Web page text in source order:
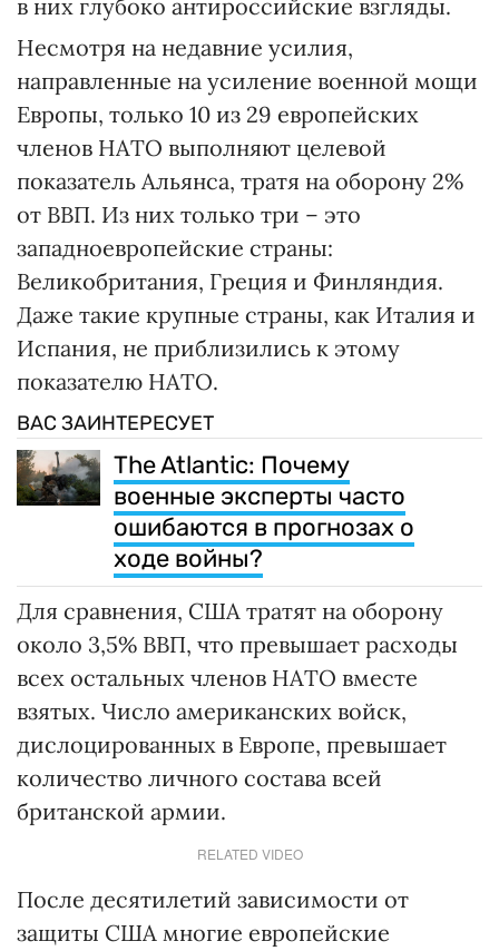
в них глубоко антироссийские взгляды.
Несмотря на недавние усилия,
направленные на усиление военной мощи
Европы, только 10 из 29 европейских
членов НАТО выполняют целевой
показатель Альянса, тратя на оборону 2%
от ВВП. Из них только три – это
западноевропейские страны:
Великобритания, Греция и Финляндия.
Даже такие крупные страны, как Италия и
Испания, не приблизились к этому
показателю НАТО.
ВАС ЗАИНТЕРЕСУЕТ
The Atlantic: Почему
военные эксперты часто
ошибаются в прогнозах о
ходе войны?
Для сравнения, США тратят на оборону
около 3,5% ВВП, что превышает расходы
всех остальных членов НАТО вместе
взятых. Число американских войск,
дислоцированных в Европе, превышает
количество личного состава всей
британской армии.
RELATED VIDEO
После десятилетий зависимости от
защиты США многие европейские